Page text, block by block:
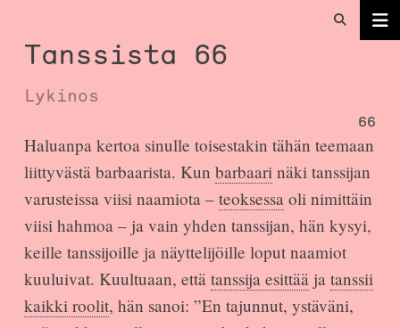
Tanssista 66
Lykinos
66
Haluanpa kertoa sinulle toisestakin tähän teemaan
liittyvästä barbaarista. Kun barbaarinäki tanssijan
varusteissa viisi naamiota – teoksessaoli nimittäin
viisi hahmoa – ja vain yhden tanssijan, hän kysyi,
keille tanssijoille ja näyttelijöille loput naamiot
kuuluivat. Kuultuaan, että tanssija esittääja tanssii
kaikki roolit, hän sanoi: ”En tajunnut, ystäväni,